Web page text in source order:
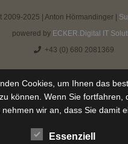
2009-2025 | Anton Hörmandinger |
powered by ECKER.Digital IT
+43 (0) 680 2081369
Cookies, um Ihnen das
können. Wenn Sie fortfahren,
wir an, dass Sie damit
Essenziell